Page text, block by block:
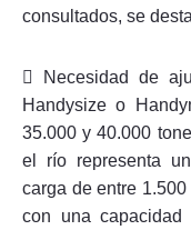
consultados, se
 Necesidad de
Handysize o
35.000 y 40.000
el río representa
carga de entre
con una